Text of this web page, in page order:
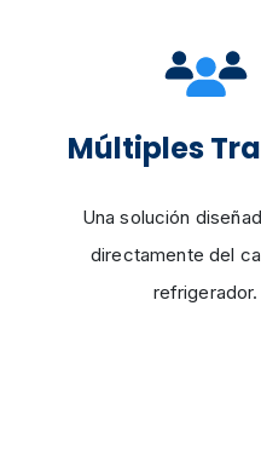
Múltiples
Una solución
directamente del
refrigerador.